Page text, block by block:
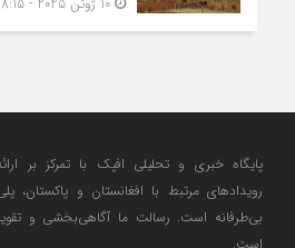
10 ژوئن 2025 - 18:15
پایگاه خبری و تحلیلی افپک با تمرکز بر
رویدادهای مرتبط با افغانستان و پاکستان،
بی‌طرفانه است. رسالت ما آگاهی‌بخشی و